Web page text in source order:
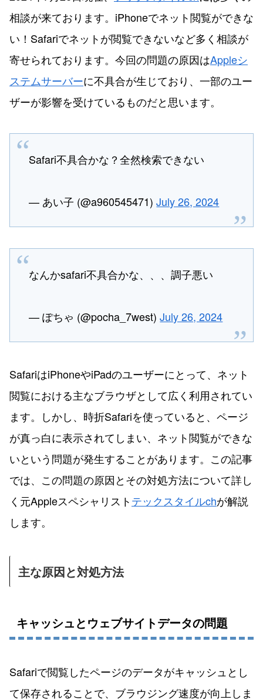
相談が来ております。iPhoneでネット閲覧ができな
い！Safariでネットが閲覧できないなど多く相談が
寄せられております。今回の問題の原因はAppleシ
ステムサーバーに不具合が生じており、一部のユー
ザーが影響を受けているものだと思います。
Safari不具合かな？全然検索できない
— あい子 (@a960545471)July 26, 2024
なんかsafari不具合かな、、、調子悪い
— ぽちゃ (@pocha_7west)July 26, 2024
SafariはiPhoneやiPadのユーザーにとって、ネット
閲覧における主なブラウザとして広く利用されてい
ます。しかし、時折Safariを使っていると、ページ
が真っ白に表示されてしまい、ネット閲覧ができな
いという問題が発生することがあります。この記事
では、この問題の原因とその対処方法について詳し
く元Appleスペシャリストテックスタイルchが解説
します。
主な原因と対処方法
キャッシュとウェブサイトデータの問題
Safariで閲覧したページのデータがキャッシュとし
て保存されることで、ブラウジング速度が向上しま